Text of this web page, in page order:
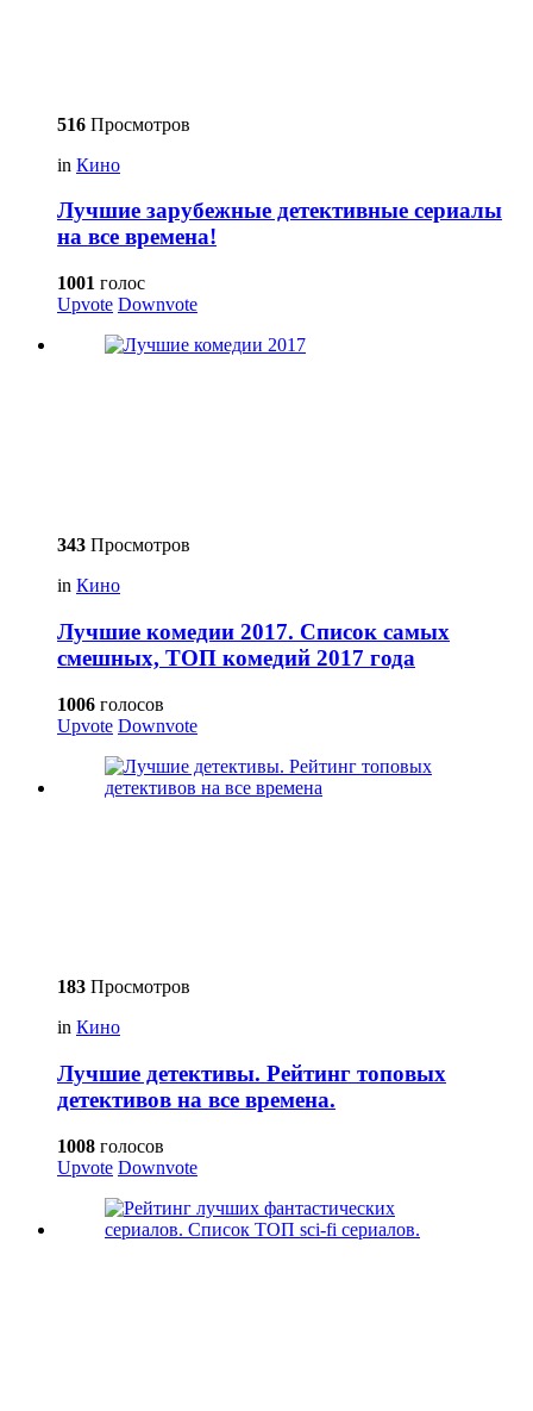
516 Просмотров
in Кино
Лучшие зарубежные детективные сериалы
на все времена!
1001 голос
Upvote Downvote
343 Просмотров
in Кино
Лучшие комедии 2017. Список самых
смешных, ТОП комедий 2017 года
1006 голосов
Upvote Downvote
183 Просмотров
in Кино
Лучшие детективы. Рейтинг топовых
детективов на все времена.
1008 голосов
Upvote Downvote